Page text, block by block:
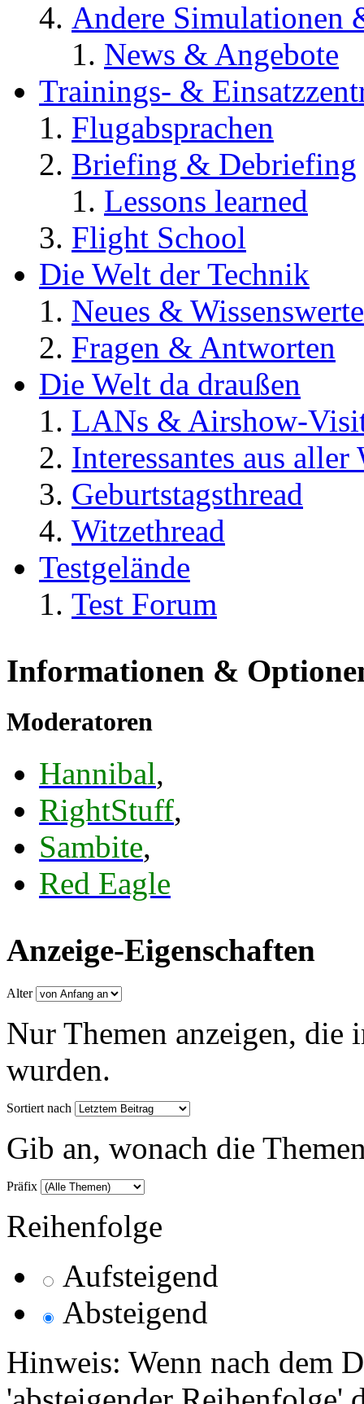
Andere Simulationen
News & Angebote
Trainings- &
Flugabsprachen
Briefing & Debriefing
Lessons learned
Flight School
Die Welt der Technik
Neues &
Fragen & Antworten
Die Welt da draußen
LANs & Airshow-
Interessantes aus aller
Geburtstagsthread
Witzethread
Testgelände
Test Forum
Informationen &
Moderatoren
Hannibal,
RightStuff,
Sambite,
Red Eagle
Anzeige-Eigenschaften
Alter
Nur Themen anzeigen, die
wurden.
Sortiert nach
Gib an, wonach die
Präfix
Reihenfolge
Aufsteigend
Absteigend
Hinweis: Wenn nach dem